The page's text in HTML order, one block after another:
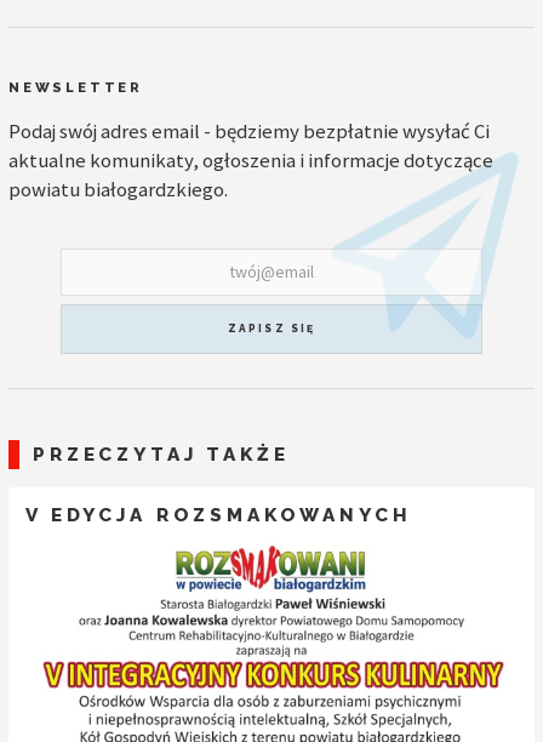
NEWSLETTER
Podaj swój adres email - będziemy bezpłatnie wysyłać Ci
aktualne komunikaty, ogłoszenia i informacje dotyczące
powiatu białogardzkiego.
ZAPISZ SIĘ
PRZECZYTAJ TAKŻE
V EDYCJA ROZSMAKOWANYCH